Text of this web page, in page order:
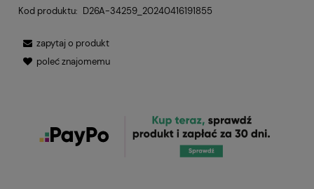
Kod produktu: D26A-34259_20240416191855
zapytaj o produkt
poleć znajomemu